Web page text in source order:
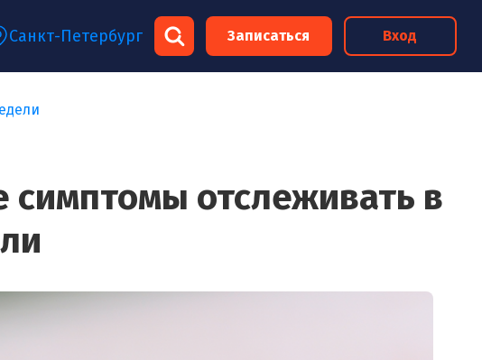
Санкт-Петербург Записаться Вход
симптомы отслеживать в
×